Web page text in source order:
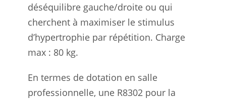
déséquilibre gauche/droite ou qui
cherchent à maximiser le stimulus
d’hypertrophie par répétition. Charge
max : 80 kg.
En termes de dotation en salle
professionnelle, une R8302 pour la